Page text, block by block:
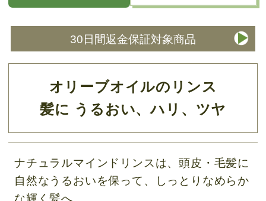
30日間返金保証対象商品
オリーブオイルのリンス
髪に うるおい、ハリ、ツヤ
ナチュラルマインドリンスは、頭皮・毛髪に
自然なうるおいを保って、しっとりなめらか
な輝く髪へ